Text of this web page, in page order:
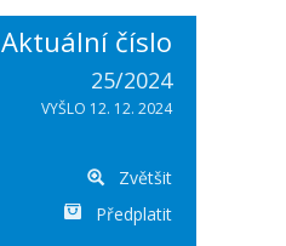
Aktuální číslo
25/2024
VYŠLO 12. 12. 2024
Zvětšit
Předplatit